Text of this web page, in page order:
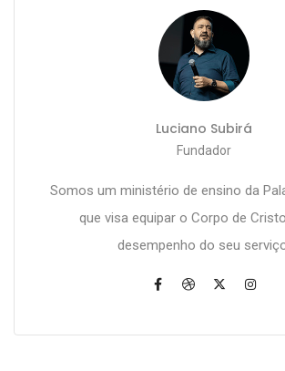
Luciano Subirá
Fundador
Somos um ministério de ensino da
que visa equipar o Corpo de
desempenho do seu